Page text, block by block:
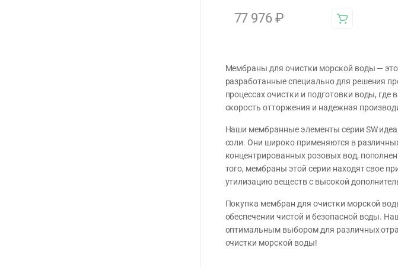
77 976₽
Мембраны для очистки морской воды —
разработанные специально для решения
процессах очистки и подготовки воды,
скорость отторжения и надежная
Наши мембранные элементы серии SW
соли. Они широко применяются в
концентрированных розовых вод,
того, мембраны этой серии находят свое
утилизацию веществ с высокой
Покупка мембран для очистки морской
обеспечении чистой и безопасной воды.
оптимальным выбором для различных
очистки морской воды!